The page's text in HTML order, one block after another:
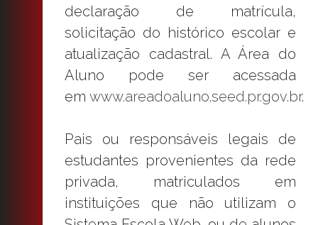
declaração de matrícula,
solicitação do histórico escolar e
atualização cadastral. A Área do
Aluno pode ser acessada
em www.areadoaluno.seed.pr.gov.br.
Pais ou responsáveis legais de
estudantes provenientes da rede
privada, matriculados em
instituições que não utilizam o